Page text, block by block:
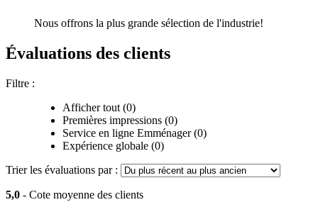
Nous offrons la plus grande sélection de l'industrie!
Évaluations des clients
Filtre :
Afficher tout (0)
Premières impressions (0)
Service en ligne Emménager (0)
Expérience globale (0)
Trier les évaluations par :
5,0 - Cote moyenne des clients